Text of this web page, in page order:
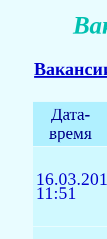
Дата-
время
11:51